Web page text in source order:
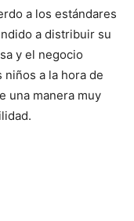
a los estándares
a distribuir su
y el negocio
a la hora de
una manera muy